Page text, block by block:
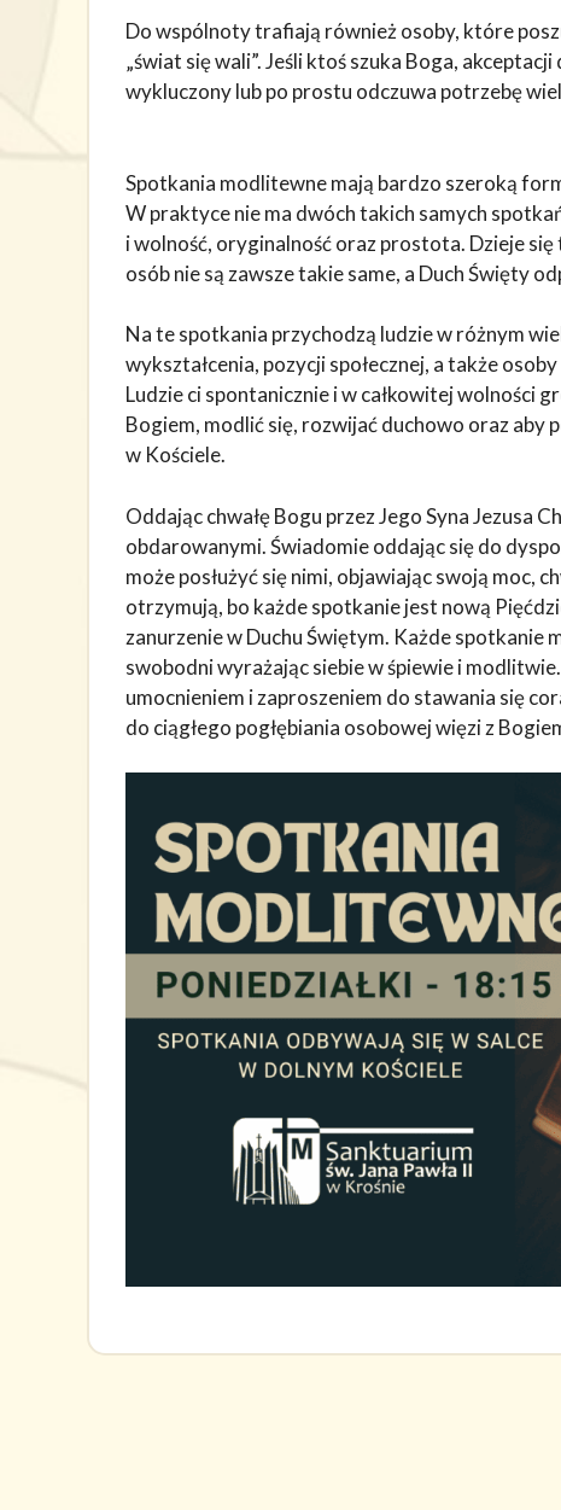
Do wspólnoty trafiają również osoby, które
„świat się wali”. Jeśli ktoś szuka Boga,
wykluczony lub po prostu odczuwa potrzebę
Spotkania modlitewne mają bardzo szeroką
W praktyce nie ma dwóch takich samych
i wolność, oryginalność oraz prostota. Dzieje
osób nie są zawsze takie same, a Duch Święty
Na te spotkania przychodzą ludzie w różnym
wykształcenia, pozycji społecznej, a także
Ludzie ci spontanicznie i w całkowitej wolności
Bogiem, modlić się, rozwijać duchowo oraz aby
w Kościele.
Oddając chwałę Bogu przez Jego Syna Jezusa
obdarowanymi. Świadomie oddając się do
może posłużyć się nimi, objawiając swoją moc,
otrzymują, bo każde spotkanie jest nową
zanurzenie w Duchu Świętym. Każde spotkanie
swobodni wyrażając siebie w śpiewie i
umocnieniem i zaproszeniem do stawania się
do ciągłego pogłębiania osobowej więzi z